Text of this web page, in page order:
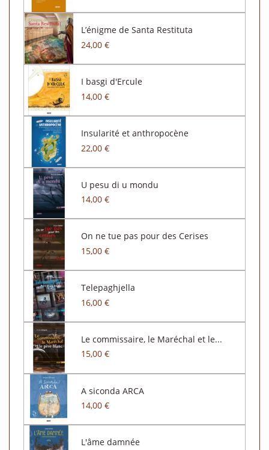
L’énigme de Santa Restituta
24,00 €
I basgi d'Ercule
14,00 €
Insularité et anthropocène
22,00 €
U pesu di u mondu
14,00 €
On ne tue pas pour des Cerises
15,00 €
Telepaghjella
16,00 €
Le commissaire, le Maréchal et le...
15,00 €
A siconda ARCA
14,00 €
L'âme damnée